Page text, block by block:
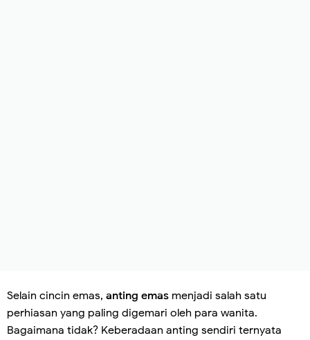
Selain cincin emas, anting emas menjadi salah satu
perhiasan yang paling digemari oleh para wanita.
Bagaimana tidak? Keberadaan anting sendiri ternyata